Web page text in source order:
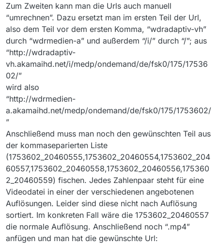
Zum Zweiten kann man die Urls auch manuell
“umrechnen”. Dazu ersetzt man im ersten Teil der Url,
also dem Teil vor dem ersten Komma, “wdradaptiv-vh”
durch “wdrmedien-a” und außerdem “/i/” durch “/”; aus
“http://wdradaptiv-
vh.akamaihd.net/i/medp/ondemand/de/fsk0/175/17536
02/”
wird also
“http://wdrmedien-
a.akamaihd.net/medp/ondemand/de/fsk0/175/1753602/
”
Anschließend muss man noch den gewünschten Teil aus
der kommaseparierten Liste
(1753602_20460555,1753602_20460554,1753602_204
60557,1753602_20460558,1753602_20460556,175360
2_20460559) fischen. Jedes Zahlenpaar steht für eine
Videodatei in einer der verschiedenen angebotenen
Auflösungen. Leider sind diese nicht nach Auflösung
sortiert. Im konkreten Fall wäre die 1753602_20460557
die normale Auflösung. Anschließend noch “.mp4”
anfügen und man hat die gewünschte Url: